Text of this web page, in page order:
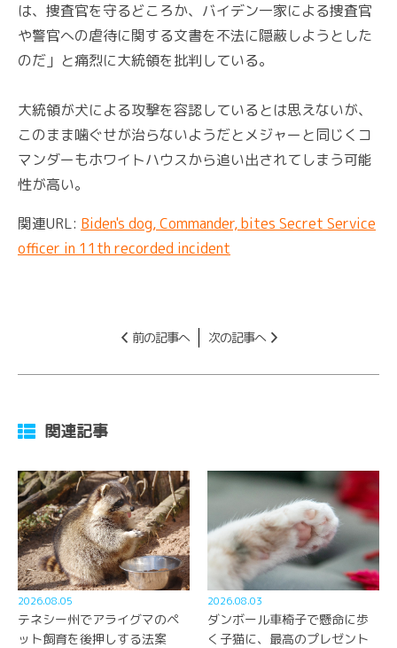
は、捜査官を守るどころか、バイデン一家による捜査官
や警官への虐待に関する文書を不法に隠蔽しようとした
のだ」と痛烈に大統領を批判している。
大統領が犬による攻撃を容認しているとは思えないが、
このまま噛ぐせが治らないようだとメジャーと同じくコ
マンダーもホワイトハウスから追い出されてしまう可能
性が高い。
関連URL: Biden's dog, Commander, bites Secret Service
officer in 11th recorded incident
前の記事へ 次の記事へ
関連記事
2026.08.05
テネシー州でアライグマのペ
ット飼育を後押しする法案
2026.08.03
ダンボール車椅子で懸命に歩
く子猫に、最高のプレゼント